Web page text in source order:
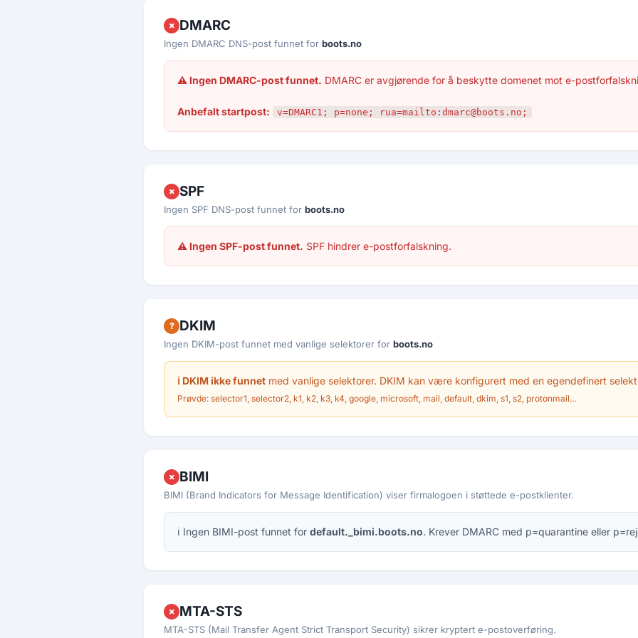
✗ DMARC
Ingen DMARC DNS-post funnet for boots.no
⚠ Ingen DMARC-post funnet. DMARC er avgjørende for å beskytte domenet mot e-
Anbefalt startpost: v=DMARC1; p=none; rua=mailto:dmarc@boots.no;
✗ SPF
Ingen SPF DNS-post funnet for boots.no
⚠ Ingen SPF-post funnet. SPF hindrer e-postforfalskning.
? DKIM
Ingen DKIM-post funnet med vanlige selektorer for boots.no
ℹ DKIM ikke funnet med vanlige selektorer. DKIM kan være konfigurert med en egendefinert
Prøvde: selector1, selector2, k1, k2, k3, k4, google, microsoft, mail, default, dkim, s1, s2, protonmail...
✗ BIMI
BIMI (Brand Indicators for Message Identification) viser firmalogoen i støttede e-postklienter.
ℹ Ingen BIMI-post funnet for default._bimi.boots.no. Krever DMARC med p=quarantine eller
✗ MTA-STS
MTA-STS (Mail Transfer Agent Strict Transport Security) sikrer kryptert e-postoverføring.